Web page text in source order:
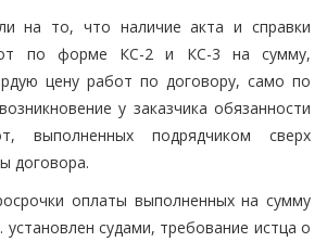
на то, что наличие акта и справки
по форме КС-2 и КС-3 на сумму,
цену работ по договору, само по
у заказчика обязанности
выполненных подрядчиком сверх
договора.
оплаты выполненных на сумму
установлен судами, требование истца о